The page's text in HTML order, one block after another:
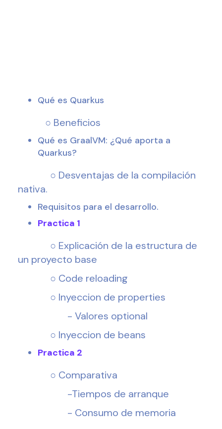
Qué es Quarkus
○ Beneficios
Qué es GraalVM: ¿Qué aporta a
Quarkus?
○ Desventajas de la compilación
nativa.
Requisitos para el desarrollo.
Practica 1
○ Explicación de la estructura de
un proyecto base
○ Code reloading
○ Inyeccion de properties
- Valores optional
○ Inyeccion de beans
Practica 2
○ Comparativa
-Tiempos de arranque
- Consumo de memoria